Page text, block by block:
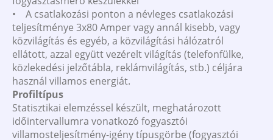
• A csatlakozási ponton a névleges csatlakozási
teljesítménye 3x80 Amper vagy annál kisebb, vagy
közvilágítás és egyéb, a közvilágítási hálózatról
ellátott, azzal együtt vezérelt világítás (telefonfülke,
közlekedési jelzőtábla, reklámvilágítás, stb.) céljára
használ villamos energiát.
Profiltípus
Statisztikai elemzéssel készült, meghatározott
időintervallumra vonatkozó fogyasztói
villamosteljesítmény-igény típusgörbe (fogyasztói